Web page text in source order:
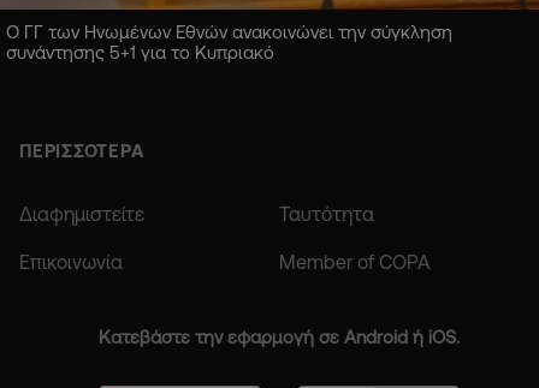
Ο ΓΓ των Ηνωμένων Εθνών ανακοινώνει την σύγκληση
συνάντησης 5+1 για το Κυπριακό
ΠΕΡΙΣΣΟΤΕΡΑ
Διαφημιστείτε Ταυτότητα
Επικοινωνία Member of COPA
Κατεβάστε την εφαρμογή σε Android ή iOS.